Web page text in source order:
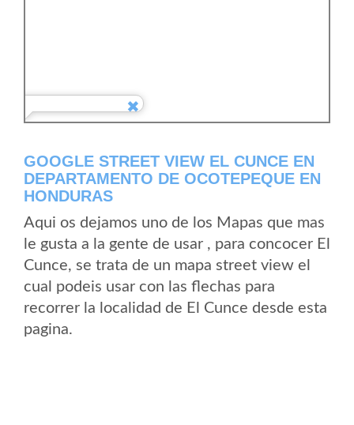
GOOGLE STREET VIEW EL CUNCE EN
DEPARTAMENTO DE OCOTEPEQUE EN
HONDURAS
Aqui os dejamos uno de los Mapas que mas
le gusta a la gente de usar , para concocer El
Cunce, se trata de un mapa street view el
cual podeis usar con las flechas para
recorrer la localidad de El Cunce desde esta
pagina.